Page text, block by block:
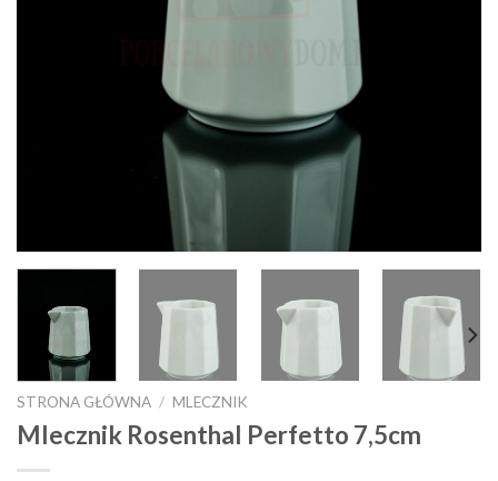
STRONA GŁÓWNA / MLECZNIK
Mlecznik Rosenthal Perfetto 7,5cm